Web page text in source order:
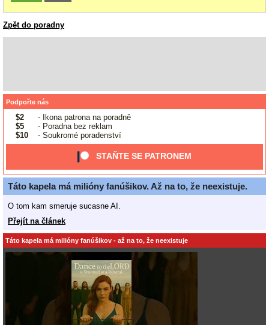
Zpět do poradny
Podpořte nás
$2
- Ikona patrona na poradně
$5
- Poradna bez reklam
$10
- Soukromé poradenství
STAŇTE SE PATRONEM
Táto kapela má milióny fanúšikov. Až na to, že neexistuje.
O tom kam smeruje sucasne AI.
Přejít na článek
Táto kapela má milióny fanúšikov - až na to, že neexistuje